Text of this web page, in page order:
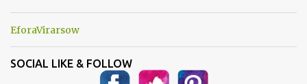
EforaVirarsow
SOCIAL LIKE & FOLLOW